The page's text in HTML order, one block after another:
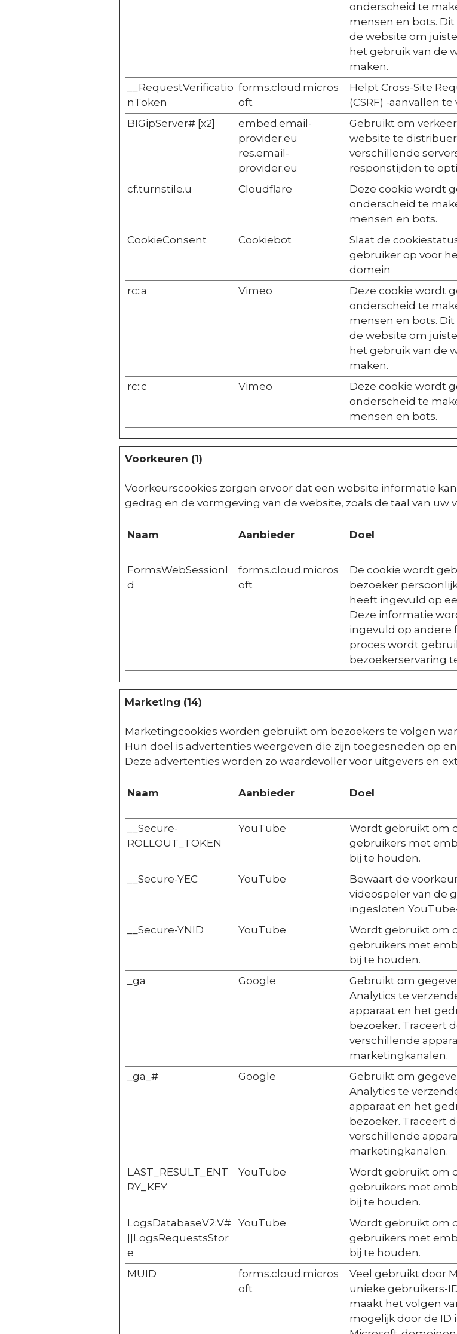
onderscheid te
mensen en bots.
de website om
het gebruik van de
maken.
__RequestVerificatio
nToken
forms.cloud.micros
oft
Helpt Cross-Site
(CSRF) -aanvallen
BIGipServer# [x2]
embed.email-
provider.eu
res.email-
provider.eu
Gebruikt om
website te
verschillende
responstijden te
cf.turnstile.u Cloudflare
Deze cookie wordt
onderscheid te
mensen en bots.
CookieConsent
Cookiebot
Slaat de
gebruiker op voor
domein
rc::a Vimeo
Deze cookie wordt
onderscheid te
mensen en bots.
de website om
het gebruik van de
maken.
rc::c Vimeo
Deze cookie wordt
onderscheid te
mensen en bots.
Voorkeuren (1)
Voorkeurscookies zorgen ervoor dat een website informatie
gedrag en de vormgeving van de website, zoals de taal van uw
Naam Aanbieder Doel
FormsWebSessionI
d
forms.cloud.micros
oft
De cookie wordt
bezoeker
heeft ingevuld op
Deze informatie
ingevuld op andere
proces wordt
bezoekerservaring
Marketing (14)
Marketingcookies worden gebruikt om bezoekers te volgen
Hun doel is advertenties weergeven die zijn toegesneden op
Deze advertenties worden zo waardevoller voor uitgevers en
Naam Aanbieder Doel
__Secure-
ROLLOUT_TOKEN
YouTube
Wordt gebruikt om
gebruikers met
bij te houden.
__Secure-YEC YouTube
Bewaart de
videospeler van de
ingesloten
__Secure-YNID YouTube
Wordt gebruikt om
gebruikers met
bij te houden.
_ga Google
Gebruikt om
Analytics te
apparaat en het
bezoeker. Traceert
verschillende
marketingkanalen.
_ga_# Google
Gebruikt om
Analytics te
apparaat en het
bezoeker. Traceert
verschillende
marketingkanalen.
LAST_RESULT_ENT
RY_KEY
YouTube
Wordt gebruikt om
gebruikers met
bij te houden.
LogsDatabaseV2:V#
||LogsRequestsStor
e
YouTube
Wordt gebruikt om
gebruikers met
bij te houden.
MUID
forms.cloud.micros
oft
Veel gebruikt door
unieke gebruikers-
maakt het volgen
mogelijk door de ID